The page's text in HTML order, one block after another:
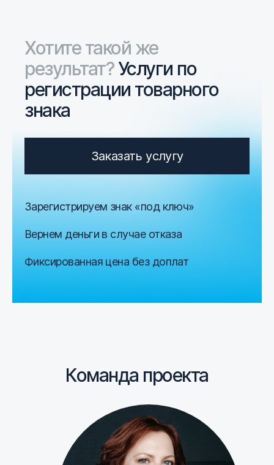
Хотите такой же
результат?Услуги по
регистрации товарного
знака
Заказать услугу
Зарегистрируем знак «под ключ»
Вернем деньги в случае отказа
Фиксированная цена без доплат
Команда проекта